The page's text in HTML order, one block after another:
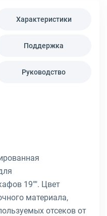
Характеристики
Поддержка
Руководство
19"". Цвет
материала,
отсеков от